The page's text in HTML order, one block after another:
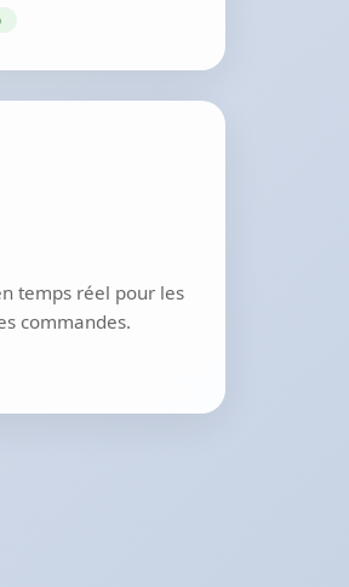
temps réel pour les
commandes.